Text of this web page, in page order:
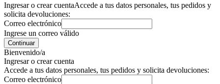
Ingresar o crear cuentaAccede a tus datos personales, tus pedidos y
solicita devoluciones:
Correo electrónico
Ingrese un correo válido
Continuar
Bienvenido/a
Ingresar o crear cuenta
Accede a tus datos personales, tus pedidos y solicita devoluciones:
Correo electrónico